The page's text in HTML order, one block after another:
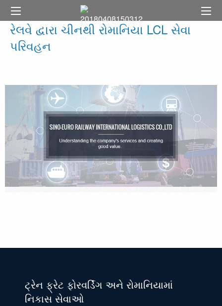
રેલવે દ્વારા ચીનથી રોમાનિયા LCL સેવા
પરિવહન
ટ્રેન ફ્રેટ ફોરવર્ડિંગ અને રોમાનિયામાં
નિકાસ સેવાઓ